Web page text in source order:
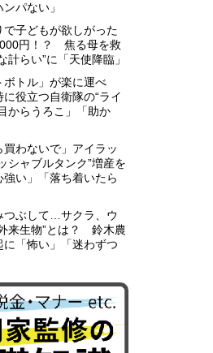
パない」
で子どもが欲しがった
円！？ 焦る母を救
計らい”に「天使降臨」
ボトル」が楽に運べ
役立つ自衛隊の“ライ
からうろこ」「助か
買わないで」アイラッ
シャブルタンク”増産を
い」「落ち着いたら
つぶして…サクラ、ウ
来生物”とは？ 鈴木農
「怖い」「迷わずつ